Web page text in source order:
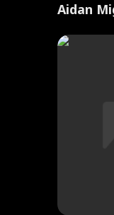
Aidan